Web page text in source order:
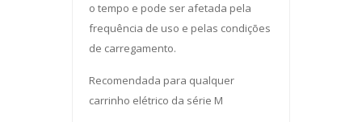
o tempo e pode ser afetada pela
frequência de uso e pelas condições
de carregamento.
Recomendada para qualquer
carrinho elétrico da série M